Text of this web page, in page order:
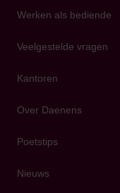
Werken als bediende
Veelgestelde vragen
Kantoren
Over Daenens
Poetstips
Nieuws